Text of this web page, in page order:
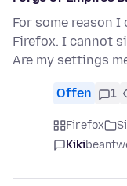
For some reason
Firefox. I cannot
Are my settings
Offen 1
Firefox
Kiki